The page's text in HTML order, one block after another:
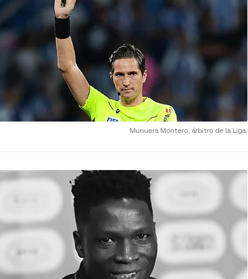
Munuera Montero, árbitro de la Liga.